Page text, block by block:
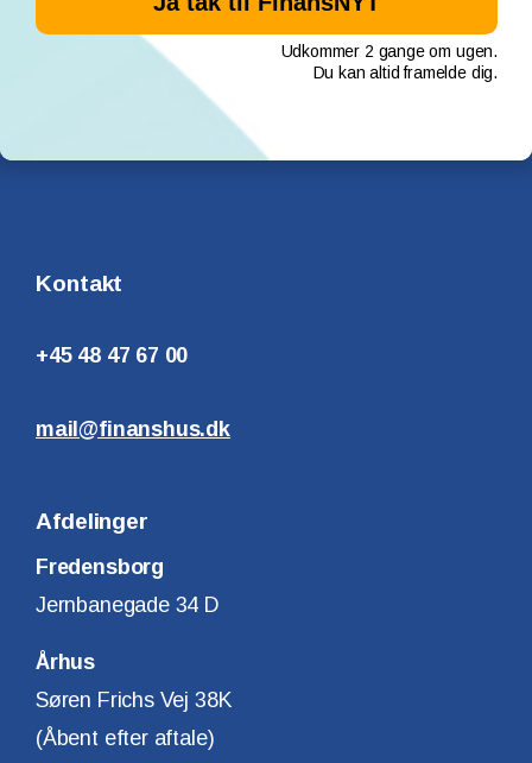
Udkommer 2 gange om ugen.
Du kan altid framelde dig.
Kontakt
+45 48 47 67 00
mail@finanshus.dk
Afdelinger
Fredensborg
Jernbanegade 34 D
Århus
Søren Frichs Vej 38K
(Åbent efter aftale)